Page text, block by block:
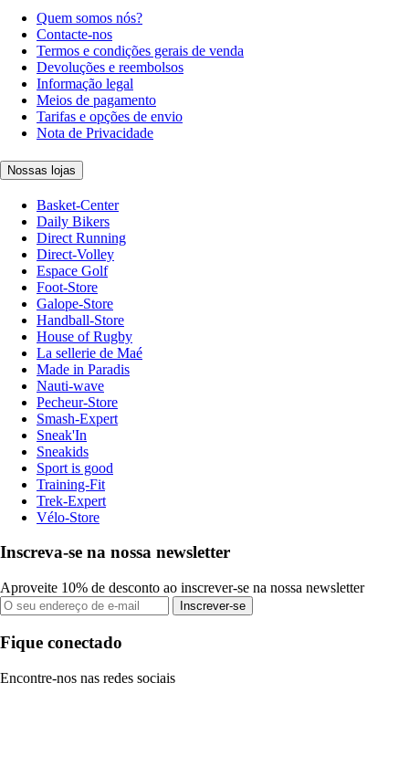
Quem somos nós?
Contacte-nos
Termos e condições gerais de venda
Devoluções e reembolsos
Informação legal
Meios de pagamento
Tarifas e opções de envio
Nota de Privacidade
Nossas lojas
Basket-Center
Daily Bikers
Direct Running
Direct-Volley
Espace Golf
Foot-Store
Galope-Store
Handball-Store
House of Rugby
La sellerie de Maé
Made in Paradis
Nauti-wave
Pecheur-Store
Smash-Expert
Sneak'In
Sneakids
Sport is good
Training-Fit
Trek-Expert
Vélo-Store
Inscreva-se na nossa newsletter
Aproveite 10% de desconto ao inscrever-se na nossa newsletter
Inscrever-se
Fique conectado
Encontre-nos nas redes sociais